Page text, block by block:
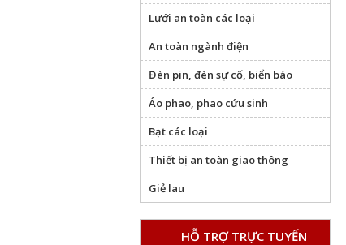
Lưới an toàn các loại
An toàn ngành điện
Đèn pin, đèn sự cố, biển báo
Áo phao, phao cứu sinh
Bạt các loại
Thiết bị an toàn giao thông
Giẻ lau
HỖ TRỢ TRỰC TUYẾN